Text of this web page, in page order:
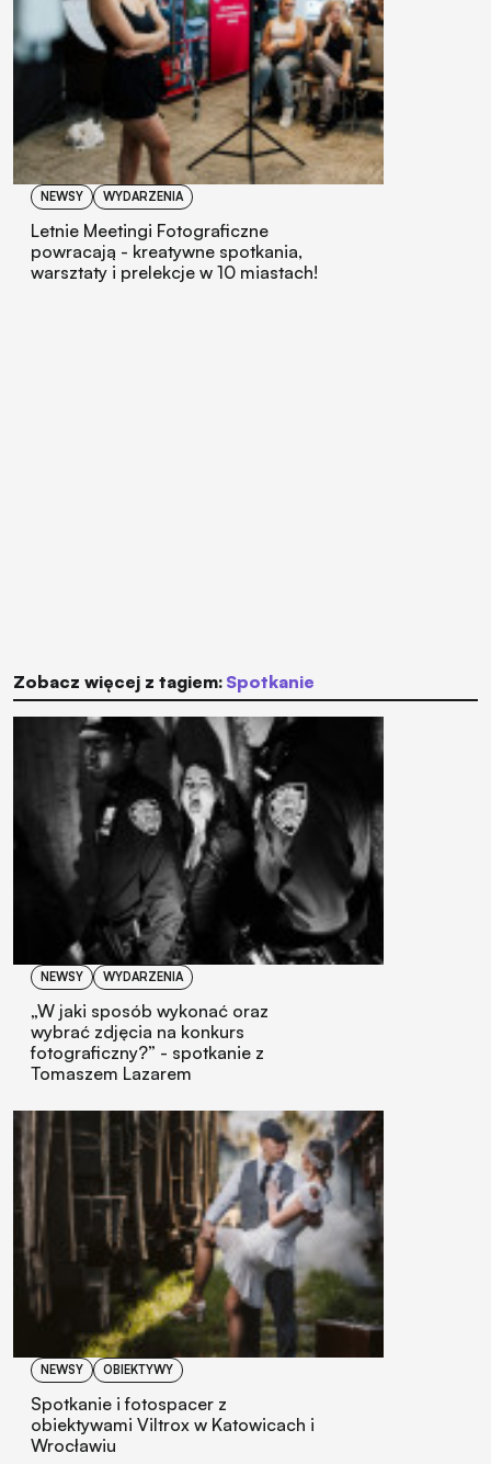
NEWSY WYDARZENIA
Letnie Meetingi Fotograficzne
powracają - kreatywne spotkania,
warsztaty i prelekcje w 10 miastach!
Zobacz więcej z tagiem: spotkanie
NEWSY WYDARZENIA
„W jaki sposób wykonać oraz
wybrać zdjęcia na konkurs
fotograficzny?” - spotkanie z
Tomaszem Lazarem
NEWSY OBIEKTYWY
Spotkanie i fotospacer z
obiektywami Viltrox w Katowicach i
Wrocławiu